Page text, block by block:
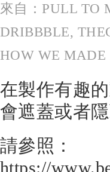
來自：PULL TO
DRIBBBLE,
HOW WE MADE
在製作有趣
會遮蓋或者
請參照：
https://